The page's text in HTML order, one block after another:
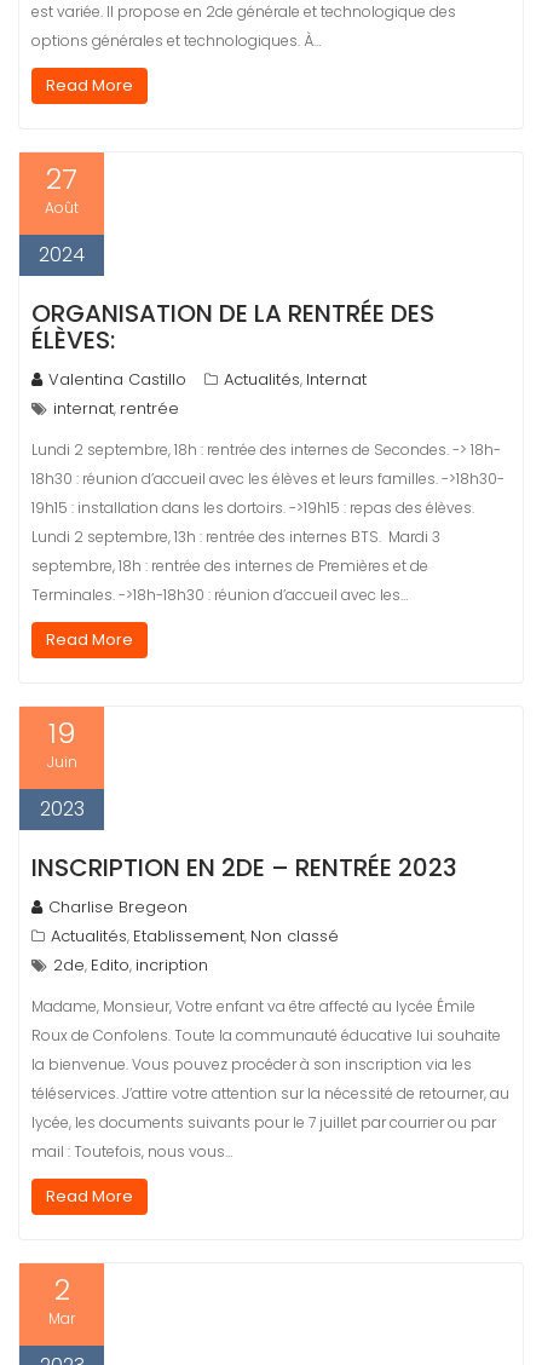
est variée. Il propose en 2de générale et technologique des
options générales et technologiques. À…
Read More
27
Août
2024
ORGANISATION DE LA RENTRÉE DES
ÉLÈVES:
Valentina Castillo Actualités, Internat
internat, rentrée
Lundi 2 septembre, 18h : rentrée des internes de Secondes. -> 18h-
18h30 : réunion d’accueil avec les élèves et leurs familles. ->18h30-
19h15 : installation dans les dortoirs. ->19h15 : repas des élèves. ​
Lundi 2 septembre, 13h : rentrée des internes BTS. ​ Mardi 3
septembre, 18h : rentrée des internes de Premières et de
Terminales. ->18h-18h30 : réunion d’accueil avec les…
Read More
19
Juin
2023
INSCRIPTION EN 2DE – RENTRÉE 2023
Charlise Bregeon
Actualités, Etablissement, Non classé
2de, Edito, incription
Madame, Monsieur, Votre enfant va être affecté au lycée Émile
Roux de Confolens. Toute la communauté éducative lui souhaite
la bienvenue. Vous pouvez procéder à son inscription via les
téléservices. J’attire votre attention sur la nécessité de retourner, au
lycée, les documents suivants pour le 7 juillet par courrier ou par
mail : Toutefois, nous vous…
Read More
2
Mar